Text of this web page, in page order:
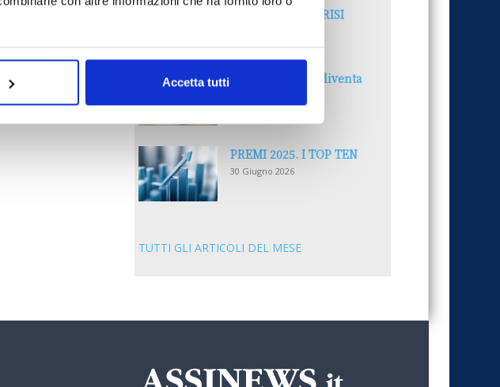
Accetta tutti
RECENSIONI E CRISI
30 Giugno 2026
Il “Modulo CAI” diventa
PREMI 2025. I TOP TEN
30 Giugno 2026
TUTTI GLI ARTICOLI DEL MESE